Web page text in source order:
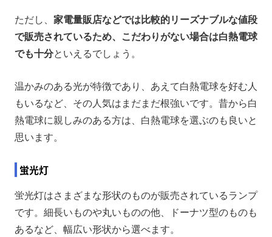
ただし、 家電量販店などでは比較的リーズナブルな値段
で販売されているため、こだわりがない場合は白熱電球
でも十分といえるでしょう。
温かみのある光が特徴であり、あえて白熱電球を好む人
もいるなど、その人気はまだまだ根強いです。昔から白
熱電球に親しみのある方は、白熱電球を選ぶのも良いと
思います。
蛍光灯
蛍光灯はさまざまな形状のものが販売されているランプ
です。細長いものや丸いものの他、ドーナツ型のものも
あるなど、幅広い形状から選べます。